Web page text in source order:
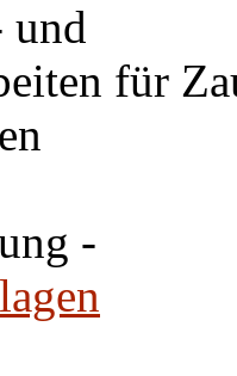
und
für
-